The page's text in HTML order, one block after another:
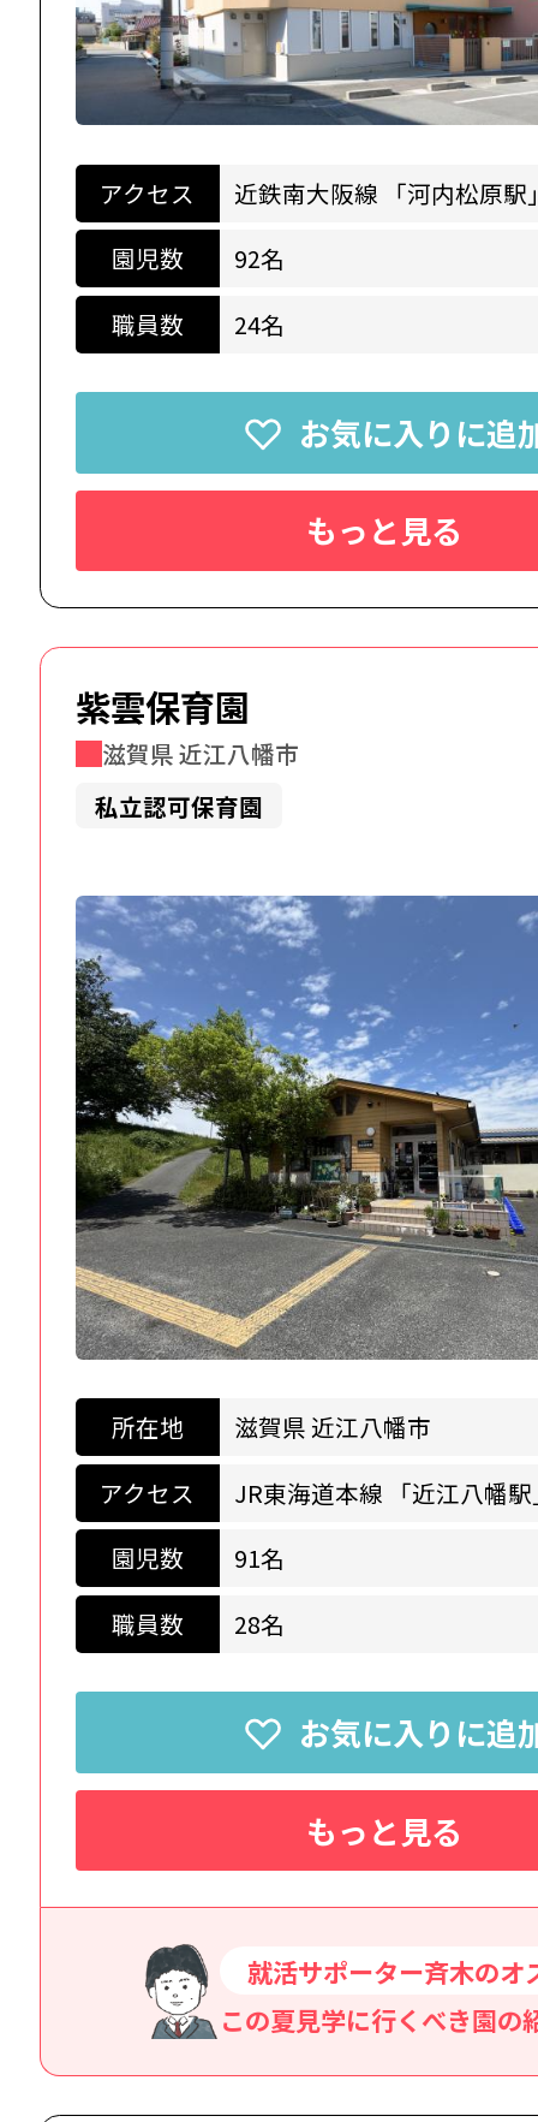
アクセス
近鉄南大阪線 「河内松原駅
園児数
92名
職員数
24名
お気に入りに追
もっと見る
紫雲保育園
滋賀県 近江八幡市
私立認可保育園
所在地
滋賀県 近江八幡市
アクセス
JR東海道本線 「近江八幡
園児数
91名
職員数
28名
お気に入りに追
もっと見る
就活サポーター斉木のオ
この夏見学に行くべき園の